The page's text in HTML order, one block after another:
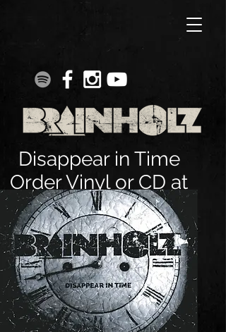
Disappear in Time
Order Vinyl or CD at
CEDE.CH